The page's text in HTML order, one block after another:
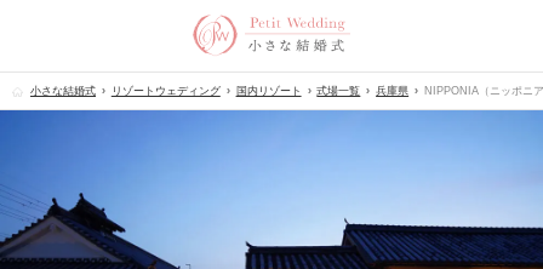
小さな結婚式 リゾートウェディング 国内リゾート 式場一覧 兵庫県 NIPPONIA（ニッポニ